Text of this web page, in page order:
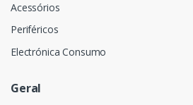
Acessórios
Periféricos
Electrónica Consumo
Geral